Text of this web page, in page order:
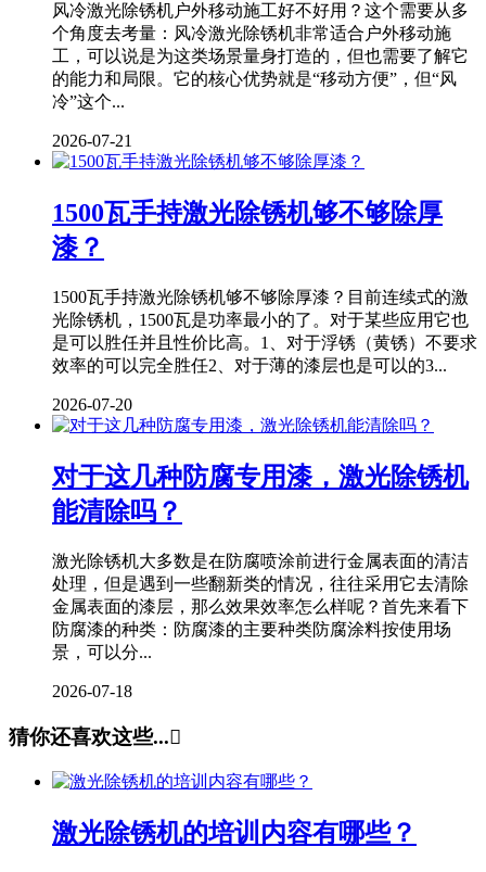
风冷激光除锈机户外移动施工好不好用？这个需要从多
个角度去考量：风冷激光除锈机非常适合户外移动施
工，可以说是为这类场景量身打造的，但也需要了解它
的能力和局限。它的核心优势就是“移动方便”，但“风
冷”这个...
2026-07-21
1500瓦手持激光除锈机够不够除厚
漆？
1500瓦手持激光除锈机够不够除厚漆？目前连续式的激
光除锈机，1500瓦是功率最小的了。对于某些应用它也
是可以胜任并且性价比高。1、对于浮锈（黄锈）不要求
效率的可以完全胜任2、对于薄的漆层也是可以的3...
2026-07-20
对于这几种防腐专用漆，激光除锈机
能清除吗？
激光除锈机大多数是在防腐喷涂前进行金属表面的清洁
处理，但是遇到一些翻新类的情况，往往采用它去清除
金属表面的漆层，那么效果效率怎么样呢？首先来看下
防腐漆的种类：防腐漆的主要种类防腐涂料按使用场
景，可以分...
2026-07-18
猜你还喜欢这些...
激光除锈机的培训内容有哪些？